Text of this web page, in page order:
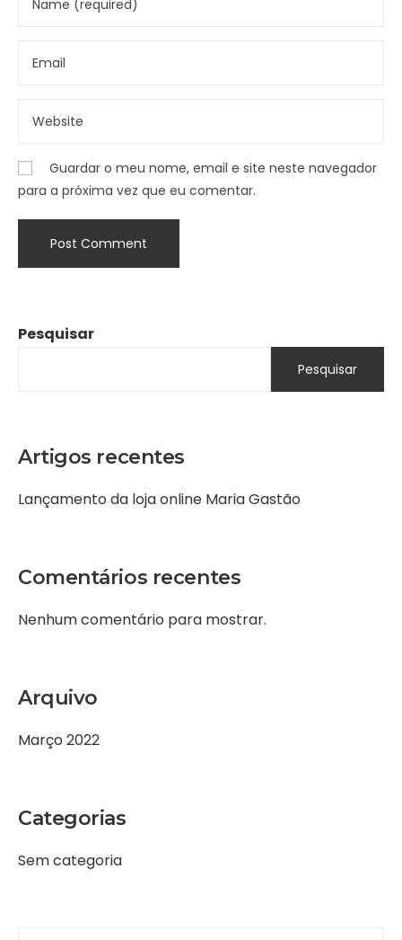
Pesquisar
Pesquisar
Artigos recentes
Lançamento da loja online Maria Gastão
Comentários recentes
Nenhum comentário para mostrar.
Arquivo
Março 2022
Categorias
Sem categoria
Guardar o meu nome, email e site neste navegador
para a próxima vez que eu comentar.